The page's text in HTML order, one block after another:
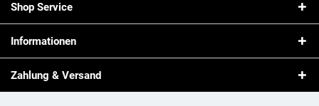
Shop Service
Informationen
Zahlung & Versand